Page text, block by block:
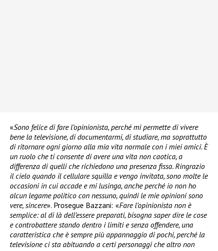
«Sono felice di fare l’opinionista, perché mi permette di vivere
bene la televisione, di documentarmi, di studiare, ma soprattutto
di ritornare ogni giorno alla mia vita normale con i miei amici. È
un ruolo che ti consente di avere una vita non caotica, a
differenza di quelli che richiedono una presenza fissa.Ringrazio
il cielo quando il cellulare squilla e vengo invitata, sono molte le
occasioni in cui accade e mi lusinga, anche perché io non ho
alcun legame politico con nessuno, quindi le mie opinioni sono
vere, sincere». Prosegue Bazzani: «Fare l’opinionista non è
semplice: al di là dell’essere preparati, bisogna saper dire le cose
e controbattere stando dentro i limiti e senza offendere, una
caratteristica che è sempre più appannaggio di pochi, perché la
televisione ci sta abituando a certi personaggi che altro non